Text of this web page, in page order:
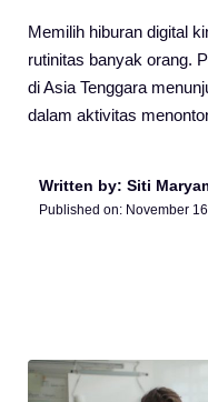
Memilih hiburan digital
rutinitas banyak orang.
di Asia Tenggara
dalam aktivitas
Written by: Siti
Published on: November